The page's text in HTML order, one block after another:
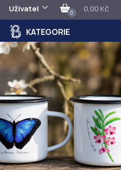
Uživatel 0 0,00 Kč
KATEGORIE